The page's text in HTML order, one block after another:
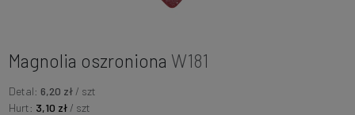
Magnolia oszroniona W181
Detal: 6,20 zł / szt
Hurt: 3,10 zł / szt